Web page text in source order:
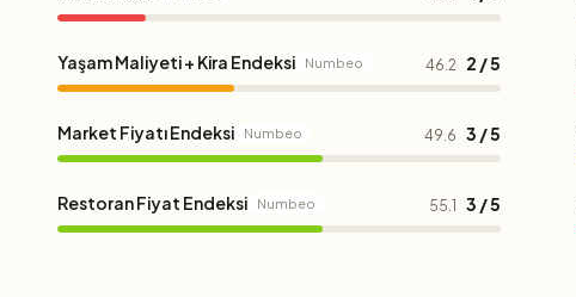
Yaşam Maliyeti + Kira Endeksi Numbeo 46.2 2 / 5
Market Fiyatı Endeksi Numbeo 49.6 3 / 5
Restoran Fiyat Endeksi Numbeo 55.1 3 / 5